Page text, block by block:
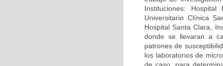
Instituciones:
Universitario Clínica
Hospital Santa Clara,
donde se llevaran a
patrones de
los laboratorios de